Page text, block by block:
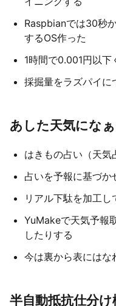
Raspbianでは30秒
するOS作った
1時間で0.001円以下
採掘量をラズパイに
あした天気にな
はきもの占い（天気
占いを予報に基づか
リアル下駄を加工し
YuMakeで天気予報
したりする
今は裏から表にはな
半自動抵抗仕分け